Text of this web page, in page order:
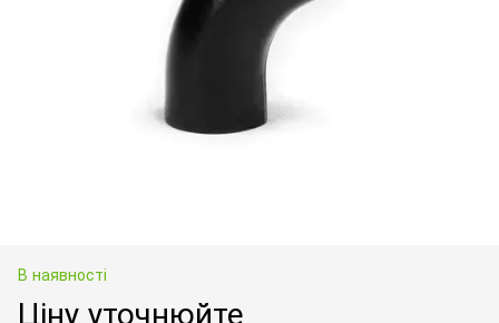
В наявності
Ціну уточнюйте